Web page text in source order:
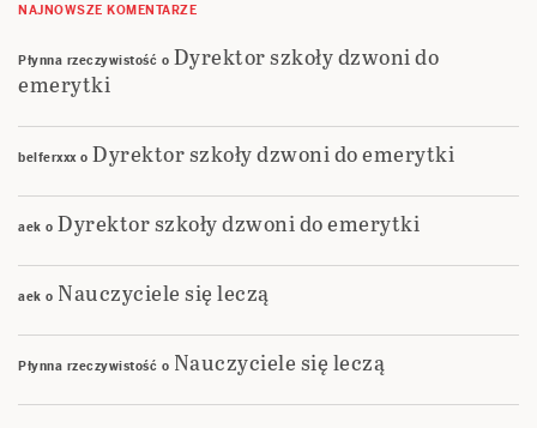
NAJNOWSZE KOMENTARZE
Płynna rzeczywistość o Dyrektor szkoły dzwoni do
emerytki
belferxxx o Dyrektor szkoły dzwoni do emerytki
aek o Dyrektor szkoły dzwoni do emerytki
aek o Nauczyciele się leczą
Płynna rzeczywistość o Nauczyciele się leczą